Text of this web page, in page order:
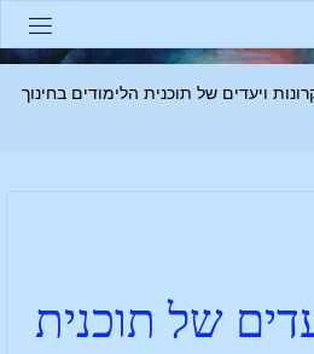
ויעדים של תוכנית הלימודים בחינוך
של תוכנית